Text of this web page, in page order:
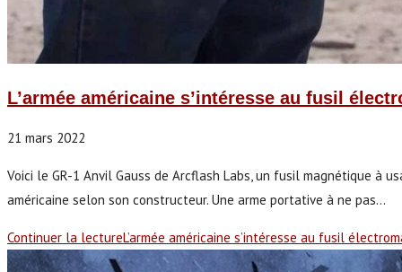
L’armée américaine s’intéresse au fusil
21 mars 2022
Voici le GR-1 Anvil Gauss de Arcflash Labs, un fusil magnétique à
américaine selon son constructeur. Une arme portative à ne pas…
Continuer la lectureL’armée américaine s’intéresse au fusil